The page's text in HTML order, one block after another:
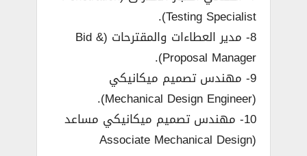
Testing Specialist).
8- مدير العطاءات والمقترحات (Bid &
Proposal Manager).
9- مهندس تصميم ميكانيكي
(Mechanical Design Engineer).
10- مهندس تصميم ميكانيكي مساعد
(Associate Mechanical Design